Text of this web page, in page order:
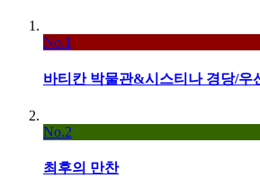
No.1
바티칸 박물관&시스티나 경당/우
No.2
최후의 만찬